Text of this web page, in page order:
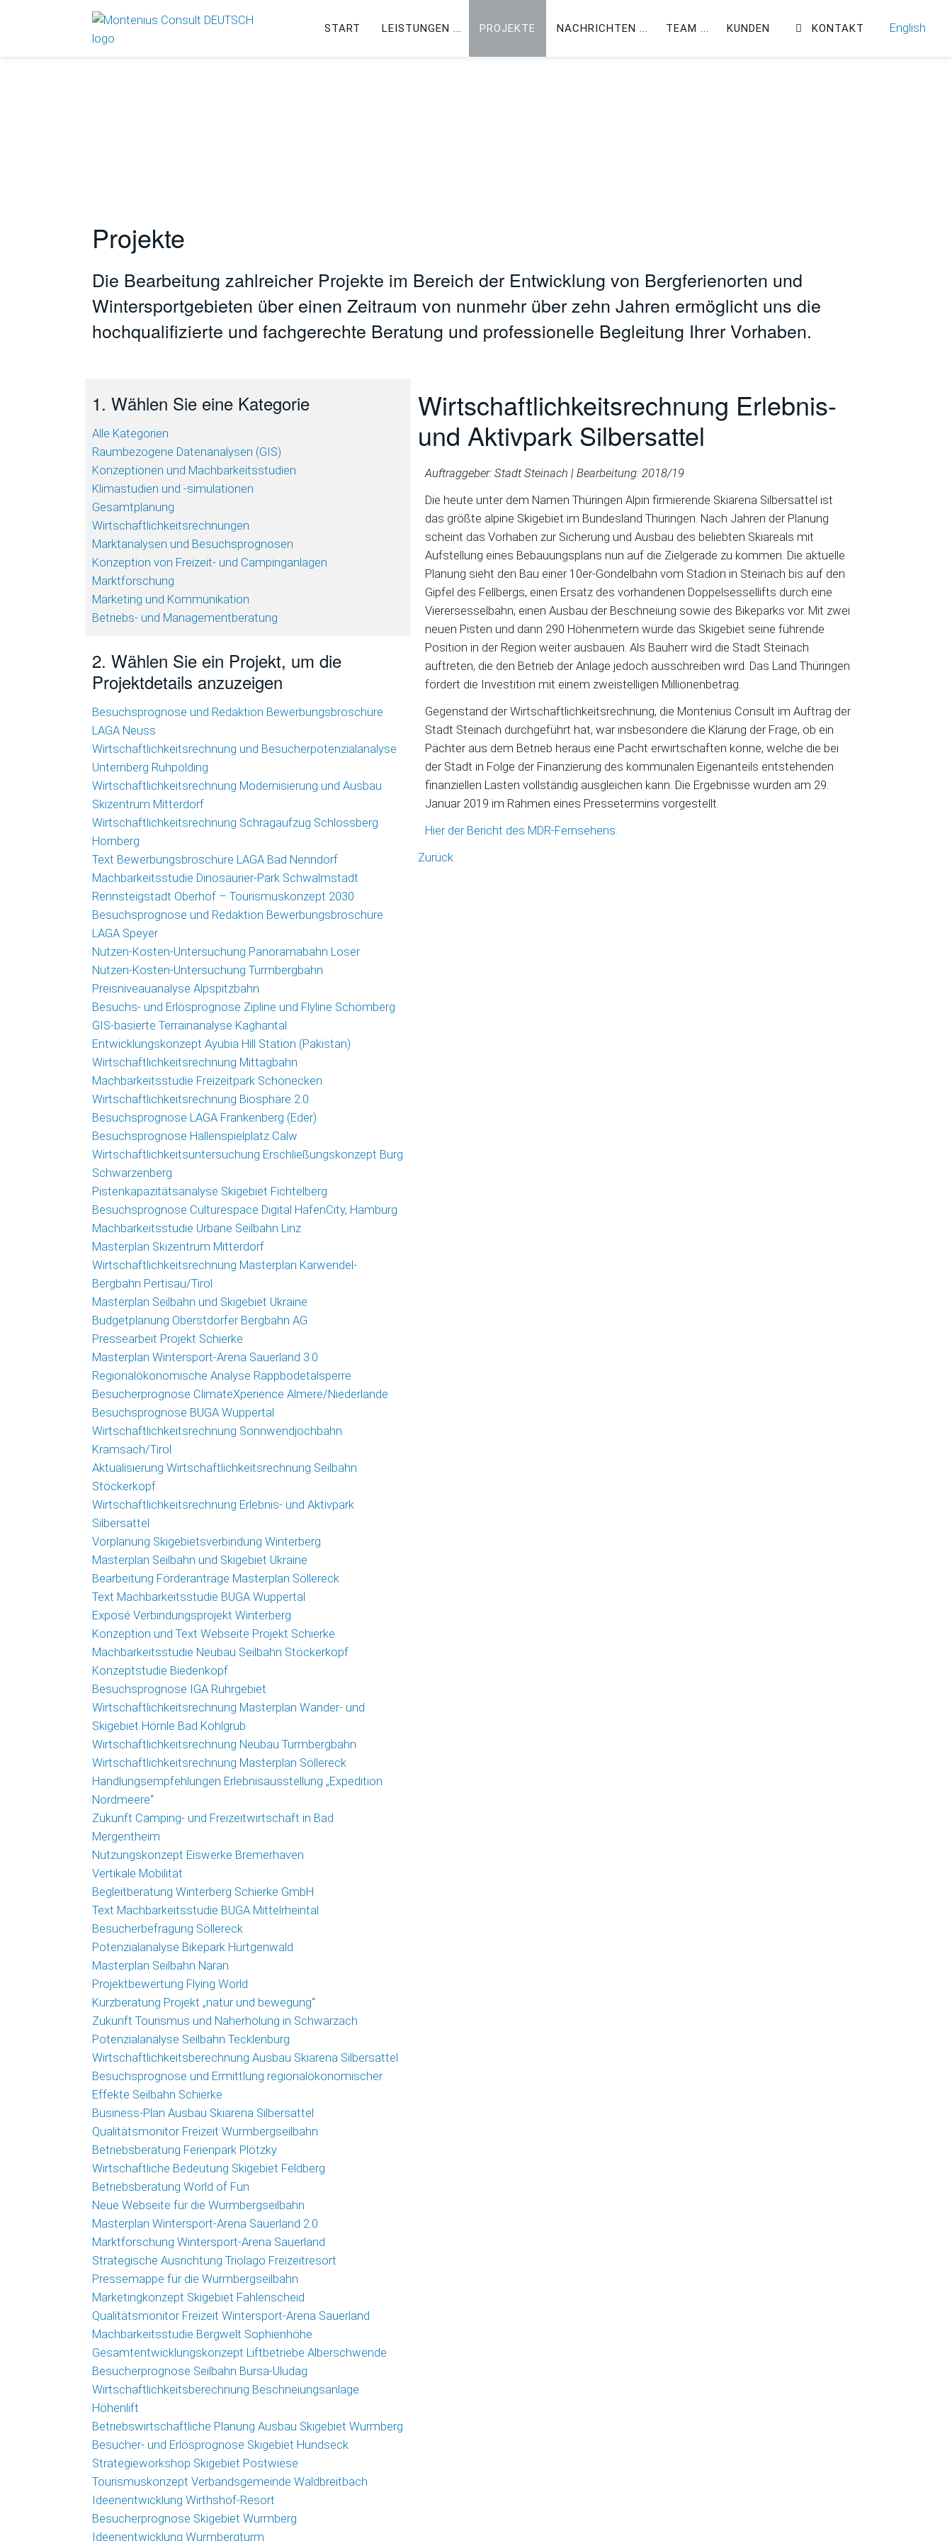
START LEISTUNGEN PROJEKTE NACHRICHTEN TEAM KUNDEN KONTAKT English
Projekte
Die Bearbeitung zahlreicher Projekte im Bereich der Entwicklung von Bergferienorten und
Wintersportgebieten über einen Zeitraum von nunmehr über zehn Jahren ermöglicht uns die
hochqualifizierte und fachgerechte Beratung und professionelle Begleitung Ihrer Vorhaben.
1. Wählen Sie eine Kategorie
Alle Kategorien
Raumbezogene Datenanalysen (GIS)
Konzeptionen und Machbarkeitsstudien
Klimastudien und -simulationen
Gesamtplanung
Wirtschaftlichkeitsrechnungen
Marktanalysen und Besuchsprognosen
Konzeption von Freizeit- und Campinganlagen
Marktforschung
Marketing und Kommunikation
Betriebs- und Managementberatung
2. Wählen Sie ein Projekt, um die
Projektdetails anzuzeigen
Besuchsprognose und Redaktion Bewerbungsbroschüre
LAGA Neuss
Wirtschaftlichkeitsrechnung und Besucherpotenzialanalyse
Unternberg Ruhpolding
Wirtschaftlichkeitsrechnung Modernisierung und Ausbau
Skizentrum Mitterdorf
Wirtschaftlichkeitsrechnung Schrägaufzug Schlossberg
Hornberg
Text Bewerbungsbroschüre LAGA Bad Nenndorf
Machbarkeitsstudie Dinosaurier-Park Schwalmstadt
Rennsteigstadt Oberhof – Tourismuskonzept 2030
Besuchsprognose und Redaktion Bewerbungsbroschüre
LAGA Speyer
Nutzen-Kosten-Untersuchung Panoramabahn Loser
Nutzen-Kosten-Untersuchung Turmbergbahn
Preisniveauanalyse Alpspitzbahn
Besuchs- und Erlösprognose Zipline und Flyline Schömberg
GIS-basierte Terrainanalyse Kaghantal
Entwicklungskonzept Ayubia Hill Station (Pakistan)
Wirtschaftlichkeitsrechnung Mittagbahn
Machbarkeitsstudie Freizeitpark Schönecken
Wirtschaftlichkeitsrechnung Biosphäre 2.0
Besuchsprognose LAGA Frankenberg (Eder)
Besuchsprognose Hallenspielplatz Calw
Wirtschaftlichkeitsuntersuchung Erschließungskonzept Burg
Schwarzenberg
Pistenkapazitätsanalyse Skigebiet Fichtelberg
Besuchsprognose Culturespace Digital HafenCity, Hamburg
Machbarkeitsstudie Urbane Seilbahn Linz
Masterplan Skizentrum Mitterdorf
Wirtschaftlichkeitsrechnung Masterplan Karwendel-
Bergbahn Pertisau/Tirol
Masterplan Seilbahn und Skigebiet Ukraine
Budgetplanung Oberstdorfer Bergbahn AG
Pressearbeit Projekt Schierke
Masterplan Wintersport-Arena Sauerland 3.0
Regionalökonomische Analyse Rappbodetalsperre
Besucherprognose ClimateXperience Almere/Niederlande
Besuchsprognose BUGA Wuppertal
Wirtschaftlichkeitsrechnung Sonnwendjochbahn
Kramsach/Tirol
Aktualisierung Wirtschaftlichkeitsrechnung Seilbahn
Stöckerkopf
Wirtschaftlichkeitsrechnung Erlebnis- und Aktivpark
Silbersattel
Vorplanung Skigebietsverbindung Winterberg
Masterplan Seilbahn und Skigebiet Ukraine
Bearbeitung Förderanträge Masterplan Söllereck
Text Machbarkeitsstudie BUGA Wuppertal
Exposé Verbindungsprojekt Winterberg
Konzeption und Text Webseite Projekt Schierke
Machbarkeitsstudie Neubau Seilbahn Stöckerkopf
Konzeptstudie Biedenkopf
Besuchsprognose IGA Ruhrgebiet
Wirtschaftlichkeitsrechnung Masterplan Wander- und
Skigebiet Hörnle Bad Kohlgrub
Wirtschaftlichkeitsrechnung Neubau Turmbergbahn
Wirtschaftlichkeitsrechnung Masterplan Söllereck
Handlungsempfehlungen Erlebnisausstellung „Expedition
Nordmeere“
Zukunft Camping- und Freizeitwirtschaft in Bad
Mergentheim
Nutzungskonzept Eiswerke Bremerhaven
Vertikale Mobilität
Begleitberatung Winterberg Schierke GmbH
Text Machbarkeitsstudie BUGA Mittelrheintal
Besucherbefragung Söllereck
Potenzialanalyse Bikepark Hürtgenwald
Masterplan Seilbahn Naran
Projektbewertung Flying World
Kurzberatung Projekt „natur und bewegung“
Zukunft Tourismus und Naherholung in Schwarzach
Potenzialanalyse Seilbahn Tecklenburg
Wirtschaftlichkeitsberechnung Ausbau Skiarena Silbersattel
Besuchsprognose und Ermittlung regionalökonomischer
Effekte Seilbahn Schierke
Business-Plan Ausbau Skiarena Silbersattel
Qualitätsmonitor Freizeit Wurmbergseilbahn
Betriebsberatung Ferienpark Plötzky
Wirtschaftliche Bedeutung Skigebiet Feldberg
Betriebsberatung World of Fun
Neue Webseite für die Wurmbergseilbahn
Masterplan Wintersport-Arena Sauerland 2.0
Marktforschung Wintersport-Arena Sauerland
Strategische Ausrichtung Triolago Freizeitresort
Pressemappe für die Wurmbergseilbahn
Marketingkonzept Skigebiet Fahlenscheid
Qualitätsmonitor Freizeit Wintersport-Arena Sauerland
Machbarkeitsstudie Bergwelt Sophienhöhe
Gesamtentwicklungskonzept Liftbetriebe Alberschwende
Besucherprognose Seilbahn Bursa-Uludag
Wirtschaftlichkeitsberechnung Beschneiungsanlage
Höhenlift
Betriebswirtschaftliche Planung Ausbau Skigebiet Wurmberg
Besucher- und Erlösprognose Skigebiet Hundseck
Strategieworkshop Skigebiet Postwiese
Tourismuskonzept Verbandsgemeinde Waldbreitbach
Ideenentwicklung Wirthshof-Resort
Besucherprognose Skigebiet Wurmberg
Ideenentwicklung Wurmbergturm
Wirtschaftlichkeitsrechnung Erlebnis-
und Aktivpark Silbersattel
Auftraggeber: Stadt Steinach | Bearbeitung: 2018/19
Die heute unter dem Namen Thüringen Alpin firmierende Skiarena Silbersattel ist
das größte alpine Skigebiet im Bundesland Thüringen. Nach Jahren der Planung
scheint das Vorhaben zur Sicherung und Ausbau des beliebten Skiareals mit
Aufstellung eines Bebauungsplans nun auf die Zielgerade zu kommen. Die aktuelle
Planung sieht den Bau einer 10er-Gondelbahn vom Stadion in Steinach bis auf den
Gipfel des Fellbergs, einen Ersatz des vorhandenen Doppelsessellifts durch eine
Vierersesselbahn, einen Ausbau der Beschneiung sowie des Bikeparks vor. Mit zwei
neuen Pisten und dann 290 Höhenmetern würde das Skigebiet seine führende
Position in der Region weiter ausbauen. Als Bauherr wird die Stadt Steinach
auftreten, die den Betrieb der Anlage jedoch ausschreiben wird. Das Land Thüringen
fördert die Investition mit einem zweistelligen Millionenbetrag.
Gegenstand der Wirtschaftlichkeitsrechnung, die Montenius Consult im Auftrag der
Stadt Steinach durchgeführt hat, war insbesondere die Klärung der Frage, ob ein
Pächter aus dem Betrieb heraus eine Pacht erwirtschaften könne, welche die bei
der Stadt in Folge der Finanzierung des kommunalen Eigenanteils entstehenden
finanziellen Lasten vollständig ausgleichen kann. Die Ergebnisse wurden am 29.
Januar 2019 im Rahmen eines Pressetermins vorgestellt.
Hier der Bericht des MDR-Fernsehens.
Zurück